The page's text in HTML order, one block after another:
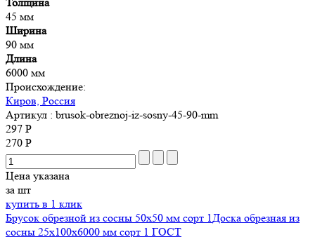
45 мм
Ширина
90 мм
Длина
6000 мм
Происхождение:
Киров, Россия
Артикул : brusok-obreznoj-iz-sosny-45-90-mm
297 Р
270 Р
Цена указана
за шт
купить в 1 клик
Брусок обрезной из сосны 50x50 мм сорт 1Доска обрезная из
сосны 25x100х6000 мм сорт 1 ГОСТ